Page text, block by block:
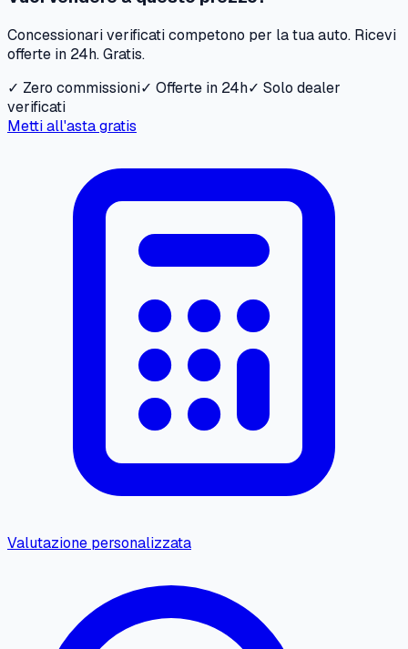
Concessionari verificati competono per la tua auto. Ricevi
offerte in 24h. Gratis.
✓ Zero commissioni✓ Offerte in 24h✓ Solo dealer
verificati
Metti all'asta gratis
Valutazione personalizzata